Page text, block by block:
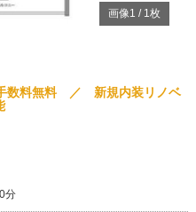
画像1 / 1枚
数料無料 ／ 新規内装リノベ
分